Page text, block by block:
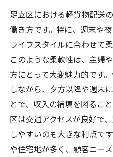
足立区における軽貨物配送
働き方です。特に、週末や
ライフスタイルに合わせて
このような柔軟性は、主婦
方にとって大変魅力的です
しながら、夕方以降や週末
とで、収入の補填を図るこ
区は交通アクセスが良好で
しやすいのも大きな利点で
や住宅地が多く、顧客ニー